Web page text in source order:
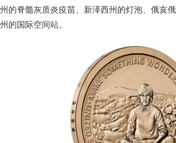
州的脊髓灰质炎疫苗、新泽西州的灯泡、俄亥
州的国际空间站。